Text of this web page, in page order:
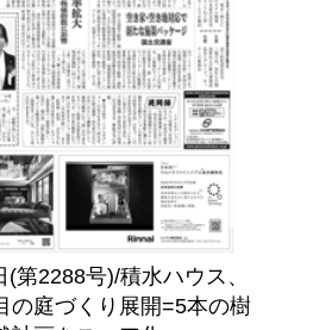
第2288号)/積水ハウス、
の庭づくり展開=5本の樹